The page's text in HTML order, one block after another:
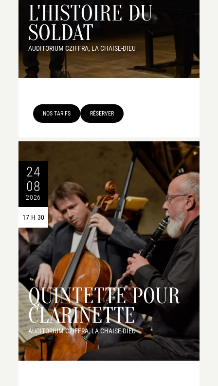
L'HISTOIRE DU
SOLDAT
AUDITORIUM CZIFFRA, LA CHAISE-DIEU
NOS TARIFS RÉSERVER
24
08
2026
17 H 30
QUINTETTE POUR
CLARINETTE
AUDITORIUM CZIFFRA, LA CHAISE-DIEU